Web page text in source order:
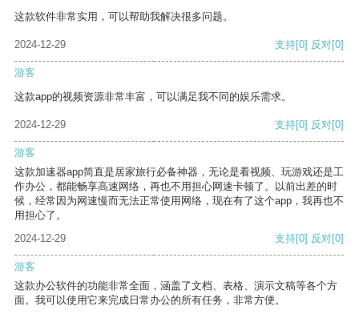
这款软件非常实用，可以帮助我解决很多问题。
2024-12-29 支持[0] 反对[0]
游客
这款app的视频资源非常丰富，可以满足我不同的娱乐需求。
2024-12-29 支持[0] 反对[0]
游客
这款加速器app简直是居家旅行必备神器，无论是看视频、玩游戏还是工
作办公，都能畅享高速网络，再也不用担心网速卡顿了。以前出差的时
候，经常因为网速慢而无法正常使用网络，现在有了这个app，我再也不
用担心了。
2024-12-29
支持[0] 反对[0]
游客
这款办公软件的功能非常全面，涵盖了文档、表格、演示文稿等各个方
面。我可以使用它来完成日常办公的所有任务，非常方便。